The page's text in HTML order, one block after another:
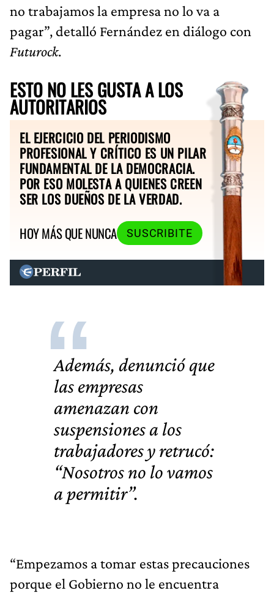
no trabajamos la empresa no lo va a
pagar”, detalló Fernández en diálogo con
Futurock.
ESTO NO LES GUSTA A LOS
AUTORITARIOS
EL EJERCICIO DEL PERIODISMO
PROFESIONAL Y CRÍTICO ES UN PILAR
FUNDAMENTAL DE LA DEMOCRACIA.
POR ESO MOLESTA A QUIENES CREEN
SER LOS DUEÑOS DE LA VERDAD.
HOY MÁS QUE NUNCA
SUSCRIBITE
Además, denunció que
las empresas
amenazan con
suspensiones a los
trabajadores y retrucó:
“Nosotros no lo vamos
a permitir”.
“Empezamos a tomar estas precauciones
porque el Gobierno no le encuentra